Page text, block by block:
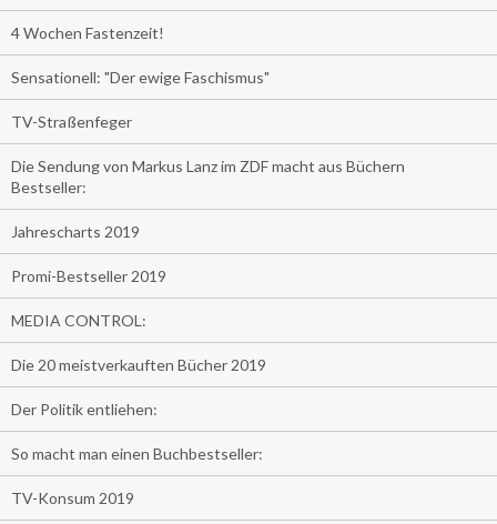
4 Wochen Fastenzeit!
Sensationell: "Der ewige Faschismus"
TV-Straßenfeger
Die Sendung von Markus Lanz im ZDF macht aus Büchern
Bestseller:
Jahrescharts 2019
Promi-Bestseller 2019
MEDIA CONTROL:
Die 20 meistverkauften Bücher 2019
Der Politik entliehen:
So macht man einen Buchbestseller:
TV-Konsum 2019